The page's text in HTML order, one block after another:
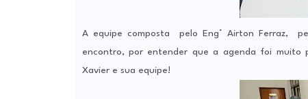
A equipe composta pelo Eng° Airton Ferraz,
encontro, por entender que a agenda foi muito
Xavier e sua equipe!